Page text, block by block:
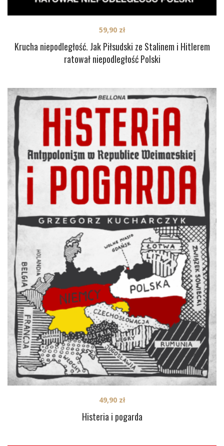
Krucha niepodległość. Jak Piłsudski ze Stalinem i Hitlerem
ratował niepodległość Polski
59,90 zł
Histeria i pogarda
49,90 zł